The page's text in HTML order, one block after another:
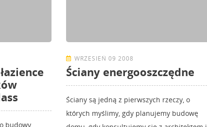
budowy
WRZESIEŃ 09 2008
Ściany energooszczędne
Ściany są jedną z pierwszych rzeczy, o
których myślimy, gdy planujemy budowę